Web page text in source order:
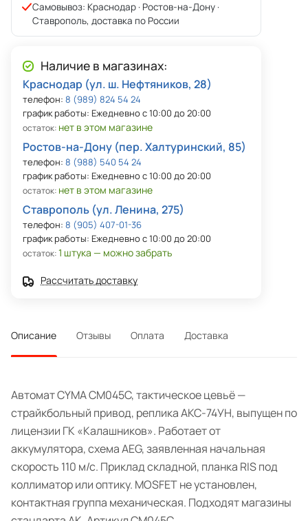
Самовывоз: Краснодар · Ростов-на-Дону ·
Ставрополь, доставка по России
Наличие в магазинах:
Краснодар (ул. ш. Нефтяников, 28)
телефон: 8 (989) 824 54 24
график работы: Ежедневно с 10:00 до 20:00
остаток: нет в этом магазине
Ростов-на-Дону (пер. Халтуринский, 85)
телефон: 8 (988) 540 54 24
график работы: Ежедневно с 10:00 до 20:00
остаток: нет в этом магазине
Ставрополь (ул. Ленина, 275)
телефон: 8 (905) 407-01-36
график работы: Ежедневно с 10:00 до 20:00
остаток:1 штука — можно забрать
Рассчитать доставку
Описание Отзывы Оплата Доставка
Автомат CYMA CM045C, тактическое цевьё —
страйкбольный привод, реплика АКС-74УН, выпущен по
лицензии ГК «Калашников». Работает от
аккумулятора, схема AEG, заявленная начальная
скорость 110 м/с. Приклад складной, планка RIS под
коллиматор или оптику. MOSFET не установлен,
контактная группа механическая. Подходят магазины